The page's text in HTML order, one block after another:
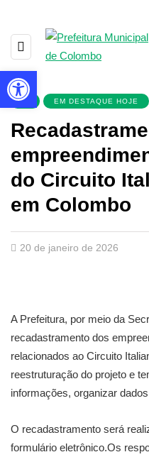
▼ EM DESTAQUE HOJE
do Circuito
em Colombo
20 de janeiro de 2026
A Prefeitura, por meio da
recadastramento dos
relacionados ao Circuito
reestruturação do projeto e
informações, organizar
O recadastramento será
formulário eletrônico.Os
Barra de Ferramentas Aberta